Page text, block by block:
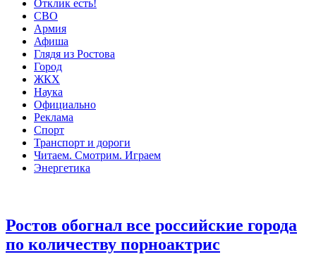
Отклик есть!
СВО
Армия
Афиша
Глядя из Ростова
Город
ЖКХ
Наука
Официально
Реклама
Спорт
Транспорт и дороги
Читаем. Смотрим. Играем
Энергетика
Ростов обогнал все российские города
по количеству порноактрис